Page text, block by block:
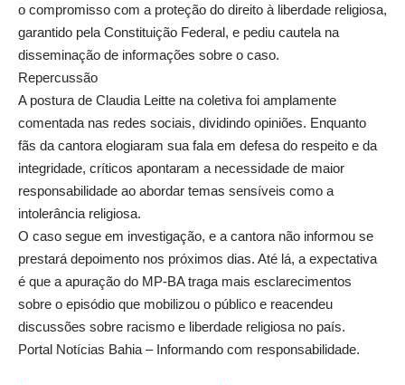
o compromisso com a proteção do direito à liberdade religiosa,
garantido pela Constituição Federal, e pediu cautela na
disseminação de informações sobre o caso.
Repercussão
A postura de Claudia Leitte na coletiva foi amplamente
comentada nas redes sociais, dividindo opiniões. Enquanto
fãs da cantora elogiaram sua fala em defesa do respeito e da
integridade, críticos apontaram a necessidade de maior
responsabilidade ao abordar temas sensíveis como a
intolerância religiosa.
O caso segue em investigação, e a cantora não informou se
prestará depoimento nos próximos dias. Até lá, a expectativa
é que a apuração do MP-BA traga mais esclarecimentos
sobre o episódio que mobilizou o público e reacendeu
discussões sobre racismo e liberdade religiosa no país.
Portal Notícias Bahia – Informando com responsabilidade.